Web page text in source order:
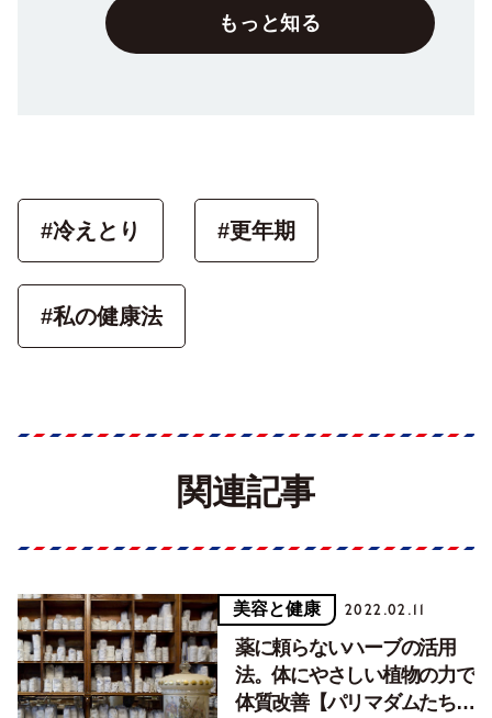
もっと知る
#冷えとり #更年期
#私の健康法
関連記事
美容と健康 2022.02.11
薬に頼らないハーブの活用
法。体にやさしい植物の力で
体質改善【パリマダムたちの